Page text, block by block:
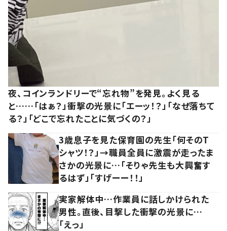
夜、コインランドリーで“忘れ物”を発見。よく見る
と……「はぁ？」衝撃の光景に「エーッ！？」「なぜ落ちて
る？」「どこで忘れたことに気づくの？」
3歳息子を見た保育園の先生「何そのT
シャツ！？」→職員全員に激震が走ったま
さかの光景に…「そりゃ先生も大興奮す
るはず」「すげーー！！」
実家解体中…作業員に話しかけられた
男性。直後、目撃した衝撃の光景に…
「えっ」